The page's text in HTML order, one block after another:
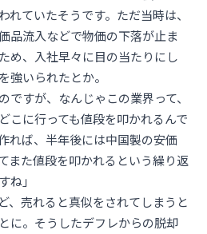
れていたそうです。ただ当時は、
品流入などで物価の下落が止ま
め、入社早々に目の当たりにし
強いられたとか。
ですが、なんじゃこの業界って、
こに行っても値段を叩かれるんで
れば、半年後には中国製の安価
また値段を叩かれるという繰り返
ね」
、売れると真似をされてしまうと
に。そうしたデフレからの脱却